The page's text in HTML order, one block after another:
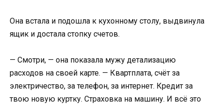
Она встала и подошла к кухонному столу, выдвинула
ящик и достала стопку счетов.
— Смотри, — она показала мужу детализацию
расходов на своей карте. — Квартплата, счёт за
электричество, за телефон, за интернет. Кредит за
твою новую куртку. Страховка на машину. И всё это